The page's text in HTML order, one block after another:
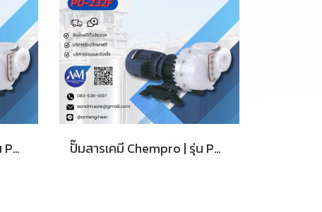
ปั๊มสารเคมี Chempro | รุ่น PD-132F ปั๊มสารเคมี Chempro | รุ่น PD-232F